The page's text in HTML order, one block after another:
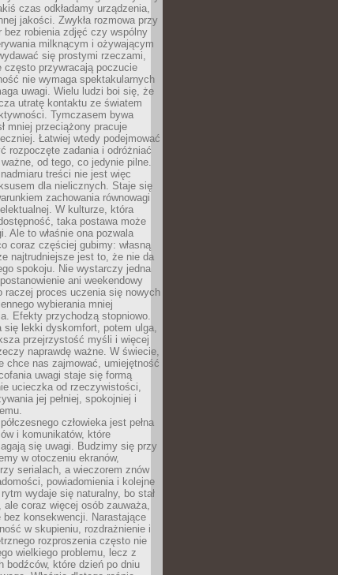
czas odkładamy urządzenia,
jakości. Zwykła rozmowa przy
bez robienia zdjęć czy wspólny
milknącym i ożywającym
się prostymi rzeczami,
często przywracają poczucie
nie wymaga spektakularnych
uwagi. Wielu ludzi boi się, że
utratę kontaktu ze światem
Tymczasem bywa
mniej przeciążony pracuje
Łatwiej wtedy podejmować
rozpoczęte zadania i odróżniać
od tego, co jedynie pilne.
treści nie jest więc
dla nielicznych. Staje się
zachowania równowagi
W kulturze, która
taka postawa może
Ale to właśnie ona pozwala
coraz częściej gubimy: własną
najtrudniejsze jest to, że nie da
spokoju. Nie wystarczy jedna
ani weekendowy
raczej proces uczenia się nowych
wybierania mniej
Efekty przychodzą stopniowo.
się lekki dyskomfort, potem ulga,
przejrzystość myśli i więcej
naprawdę ważne. W świecie,
chce nas zajmować, umiejętność
uwagi staje się formą
ucieczka od rzeczywistości,
jej pełniej, spokojniej i
człowieka jest pełna
i komunikatów, które
się uwagi. Budzimy się przy
w otoczeniu ekranów,
serialach, a wieczorem znów
powiadomienia i kolejne
wydaje się naturalny, bo stał
ale coraz więcej osób zauważa,
bez konsekwencji. Narastające
w skupieniu, rozdrażnienie i
rozproszenia często nie
wielkiego problemu, lecz z
bodźców, które dzień po dniu